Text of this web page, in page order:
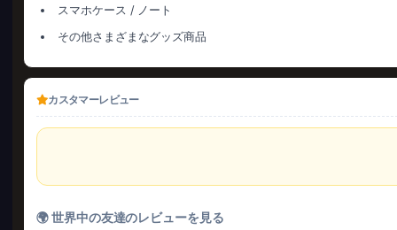
スマホケース / ノート
その他さまざまなグッズ商品
カスタマーレビュー
🌍 世界中の友達のレビューを見る